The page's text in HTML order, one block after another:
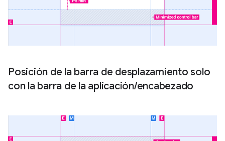
Posición de la barra de desplazamiento solo
con la barra de la aplicación/encabezado